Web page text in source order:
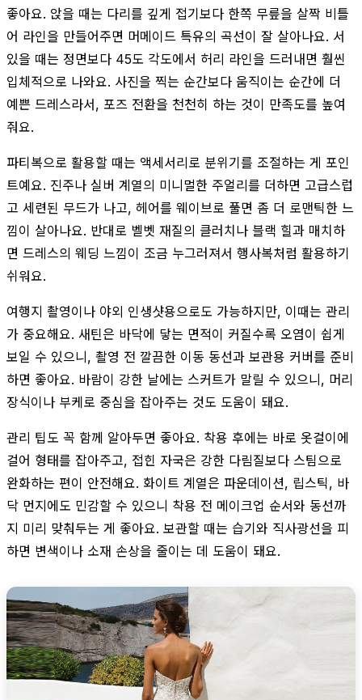
좋아요. 앉을 때는 다리를 깊게 접기보다 한쪽 무릎을 살짝 비틀
어 라인을 만들어주면 머메이드 특유의 곡선이 잘 살아나요. 서
있을 때는 정면보다 45도 각도에서 허리 라인을 드러내면 훨씬
입체적으로 나와요. 사진을 찍는 순간보다 움직이는 순간에 더
예쁜 드레스라서, 포즈 전환을 천천히 하는 것이 만족도를 높여
줘요.
파티복으로 활용할 때는 액세서리로 분위기를 조절하는 게 포인
트예요. 진주나 실버 계열의 미니멀한 주얼리를 더하면 고급스럽
고 세련된 무드가 나고, 헤어를 웨이브로 풀면 좀 더 로맨틱한 느
낌이 살아나요. 반대로 벨벳 재질의 클러치나 블랙 힐과 매치하
면 드레스의 웨딩 느낌이 조금 누그러져서 행사복처럼 활용하기
쉬워요.
여행지 촬영이나 야외 인생샷용으로도 가능하지만, 이때는 관리
가 중요해요. 새틴은 바닥에 닿는 면적이 커질수록 오염이 쉽게
보일 수 있으니, 촬영 전 깔끔한 이동 동선과 보관용 커버를 준비
하면 좋아요. 바람이 강한 날에는 스커트가 말릴 수 있으니, 머리
장식이나 부케로 중심을 잡아주는 것도 도움이 돼요.
관리 팁도 꼭 함께 알아두면 좋아요. 착용 후에는 바로 옷걸이에
걸어 형태를 잡아주고, 접힌 자국은 강한 다림질보다 스팀으로
완화하는 편이 안전해요. 화이트 계열은 파운데이션, 립스틱, 바
닥 먼지에도 민감할 수 있으니 착용 전 메이크업 순서와 동선까
지 미리 맞춰두는 게 좋아요. 보관할 때는 습기와 직사광선을 피
하면 변색이나 소재 손상을 줄이는 데 도움이 돼요.